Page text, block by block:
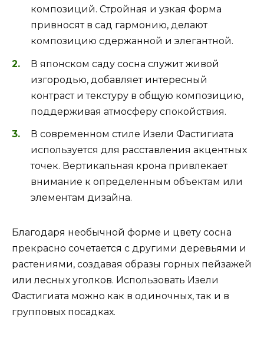
композиций. Cтройная и узкая форма
привносят в сад гармонию, делают
композицию сдержанной и элегантной.
В японском саду сосна служит живой
изгородью, добавляет интересный
контраст и текстуру в общую композицию,
поддерживая атмосферу спокойствия.
В современном стиле Изели Фастигиата
используется для расставления акцентных
точек. Вертикальная крона привлекает
внимание к определенным объектам или
элементам дизайна.
Благодаря необычной форме и цвету сосна
прекрасно сочетается с другими деревьями и
растениями, создавая образы горных пейзажей
или лесных уголков. Использовать Изели
Фастигиата можно как в одиночных, так и в
групповых посадках.